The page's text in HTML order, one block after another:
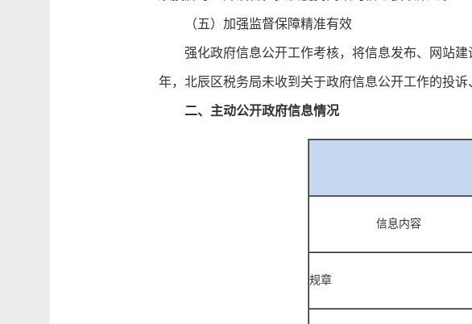
（五）加强监督保障精准有效
强化政府信息公开工作考核，将信息发布、网站建
年，北辰区税务局未收到关于政府信息公开工作的投诉
二、主动公开政府信息情况
信息内容
规章